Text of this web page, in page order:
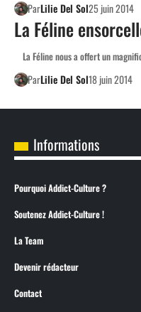
ParLilie Del Sol25 juin 2014
La Féline
La Féline nous a offert un
ParLilie Del Sol18 juin 2014
Informations
Pourquoi Addict-Culture ?
Soutenez Addict-Culture !
La Team
Devenir rédacteur
Contact